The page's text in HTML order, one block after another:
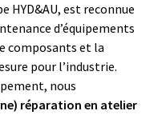
HYD&AU, est reconnue
d’équipements
composants et la
pour l’industrie.
nous
réparation en atelier